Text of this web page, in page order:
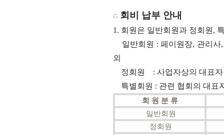
◌ 회비 납부 안내
1. 회원은 일반회원과 정회원,
일반회원 : 페이원장, 관리사,
외
정회원 : 사업자상의 대표자
특별회원 : 관련 협회의 대표
회 원 분 류
일반회원
정회원